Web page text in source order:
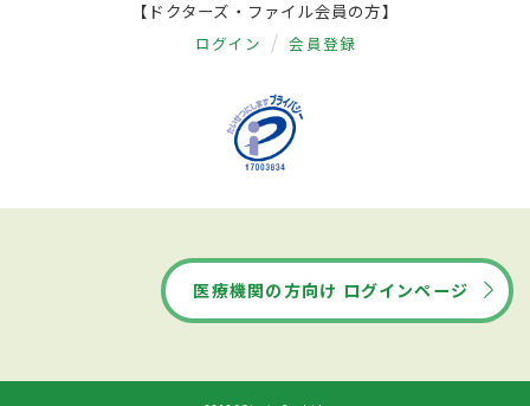
【ドクターズ・ファイル会員の方】
ログイン 会員登録
医療機関の方向け ログインページ